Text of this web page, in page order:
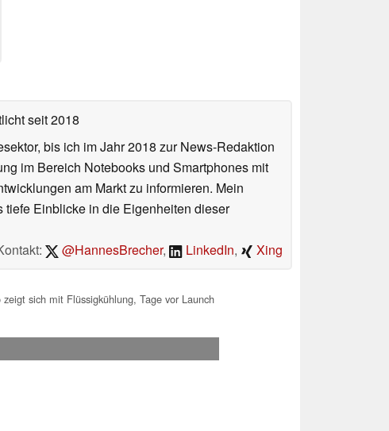
seit 2018
bis ich im Jahr 2018 zur News-Redaktion
im Bereich Notebooks und Smartphones mit
am Markt zu informieren. Mein
tiefe Einblicke in die Eigenheiten dieser
@HannesBrecher, LinkedIn, Xing
sich mit Flüssigkühlung, Tage vor Launch